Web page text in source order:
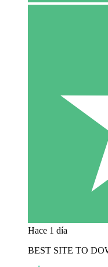
Hace 1 día
BEST SITE TO